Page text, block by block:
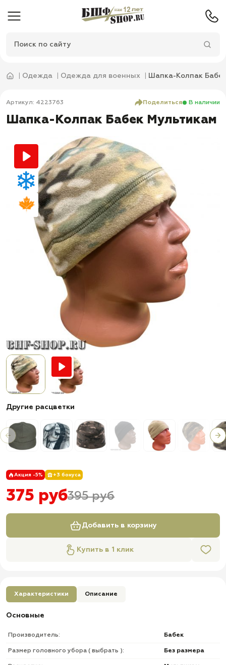
Одежда Одежда для военных Шапка-Колпак
Артикул: 4223763 Поделиться В наличии
Шапка-Колпак Бабек Мультикам
Другие расцветки
Акция -5% +3 бонуса
375 руб395 руб
Добавить в корзину
Купить в 1 клик
Характеристики Описание
Основные
Производитель: Бабек
Размер головного убора ( выбрать ): Без размера